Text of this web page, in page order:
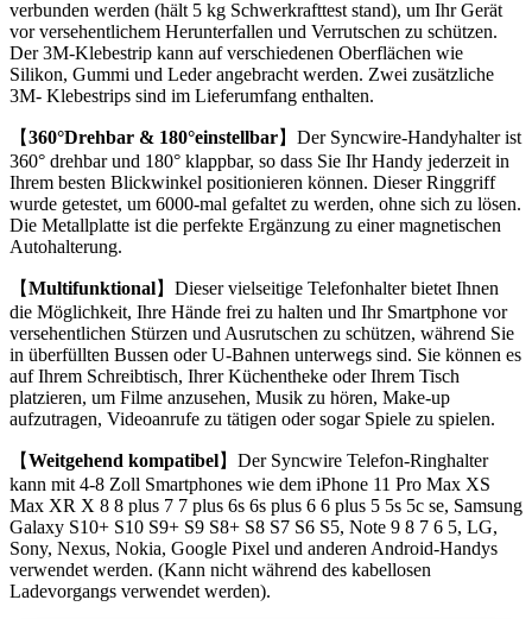
verbunden werden (hält 5 kg Schwerkrafttest stand), um Ihr Gerät
vor versehentlichem Herunterfallen und Verrutschen zu schützen.
Der 3M-Klebestrip kann auf verschiedenen Oberflächen wie
Silikon, Gummi und Leder angebracht werden. Zwei zusätzliche
3M- Klebestrips sind im Lieferumfang enthalten.
【360°Drehbar & 180°einstellbar】Der Syncwire-Handyhalter ist
360° drehbar und 180° klappbar, so dass Sie Ihr Handy jederzeit in
Ihrem besten Blickwinkel positionieren können. Dieser Ringgriff
wurde getestet, um 6000-mal gefaltet zu werden, ohne sich zu lösen.
Die Metallplatte ist die perfekte Ergänzung zu einer magnetischen
Autohalterung.
【Multifunktional】Dieser vielseitige Telefonhalter bietet Ihnen
die Möglichkeit, Ihre Hände frei zu halten und Ihr Smartphone vor
versehentlichen Stürzen und Ausrutschen zu schützen, während Sie
in überfüllten Bussen oder U-Bahnen unterwegs sind. Sie können es
auf Ihrem Schreibtisch, Ihrer Küchentheke oder Ihrem Tisch
platzieren, um Filme anzusehen, Musik zu hören, Make-up
aufzutragen, Videoanrufe zu tätigen oder sogar Spiele zu spielen.
【Weitgehend kompatibel】Der Syncwire Telefon-Ringhalter
kann mit 4-8 Zoll Smartphones wie dem iPhone 11 Pro Max XS
Max XR X 8 8 plus 7 7 plus 6s 6s plus 6 6 plus 5 5s 5c se, Samsung
Galaxy S10+ S10 S9+ S9 S8+ S8 S7 S6 S5, Note 9 8 7 6 5, LG,
Sony, Nexus, Nokia, Google Pixel und anderen Android-Handys
verwendet werden. (Kann nicht während des kabellosen
Ladevorgangs verwendet werden).